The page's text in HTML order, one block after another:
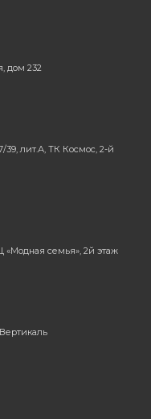
дом 232
39, лит.А, ТК Космос, 2-й
«Модная семья», 2й этаж